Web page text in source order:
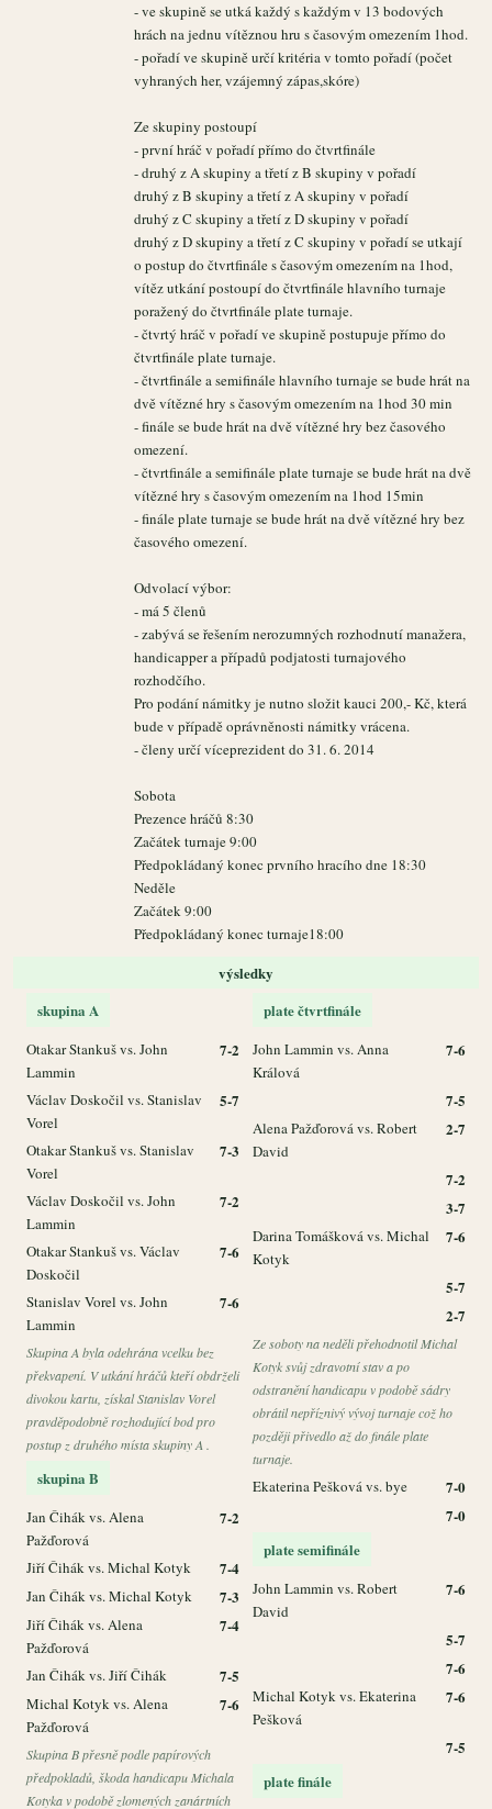
- ve skupině se utká každý s každým v 13 bodových
hrách na jednu vítěznou hru s časovým omezením 1hod.
- pořadí ve skupině určí kritéria v tomto pořadí (počet
vyhraných her, vzájemný zápas,skóre)
Ze skupiny postoupí
- první hráč v pořadí přímo do čtvrtfinále
- druhý z A skupiny a třetí z B skupiny v pořadí
druhý z B skupiny a třetí z A skupiny v pořadí
druhý z C skupiny a třetí z D skupiny v pořadí
druhý z D skupiny a třetí z C skupiny v pořadí se utkají
o postup do čtvrtfinále s časovým omezením na 1hod,
vítěz utkání postoupí do čtvrtfinále hlavního turnaje
poražený do čtvrtfinále plate turnaje.
- čtvrtý hráč v pořadí ve skupině postupuje přímo do
čtvrtfinále plate turnaje.
- čtvrtfinále a semifinále hlavního turnaje se bude hrát na
dvě vítězné hry s časovým omezením na 1hod 30 min
- finále se bude hrát na dvě vítězné hry bez časového
omezení.
- čtvrtfinále a semifinále plate turnaje se bude hrát na dvě
vítězné hry s časovým omezením na 1hod 15min
- finále plate turnaje se bude hrát na dvě vítězné hry bez
časového omezení.
Odvolací výbor:
- má 5 členů
- zabývá se řešením nerozumných rozhodnutí manažera,
handicapper a případů podjatosti turnajového
rozhodčího.
Pro podání námitky je nutno složit kauci 200,- Kč, která
bude v případě oprávněnosti námitky vrácena.
- členy určí víceprezident do 31. 6. 2014
Sobota
Prezence hráčů 8:30
Začátek turnaje 9:00
Předpokládaný konec prvního hracího dne 18:30
Neděle
Začátek 9:00
Předpokládaný konec turnaje18:00
výsledky
skupina A
Otakar Stankuš vs. John
Lammin
7-2
Václav Doskočil vs. Stanislav
Vorel
5-7
Otakar Stankuš vs. Stanislav
Vorel
7-3
Václav Doskočil vs. John
Lammin
7-2
Otakar Stankuš vs. Václav
Doskočil
7-6
Stanislav Vorel vs. John
Lammin
7-6
Skupina A byla odehrána vcelku bez
překvapení. V utkání hráčů kteří obdrželi
divokou kartu, získal Stanislav Vorel
pravděpodobně rozhodující bod pro
postup z druhého místa skupiny A .
skupina B
Jan Čihák vs. Alena
Pažďorová
7-2
Jiří Čihák vs. Michal Kotyk 7-4
Jan Čihák vs. Michal Kotyk 7-3
Jiří Čihák vs. Alena
Pažďorová
7-4
Jan Čihák vs. Jiří Čihák 7-5
Michal Kotyk vs. Alena
Pažďorová
7-6
Skupina B přesně podle papírových
předpokladů, škoda handicapu Michala
Kotyka v podobě zlomených zanártních
plate čtvrtfinále
John Lammin vs. Anna
Králová
7-6
7-5
Alena Pažďorová vs. Robert
David
2-7
7-2
3-7
Darina Tomášková vs. Michal
Kotyk
7-6
5-7
2-7
Ze soboty na neděli přehodnotil Michal
Kotyk svůj zdravotní stav a po
odstranění handicapu v podobě sádry
obrátil nepříznivý vývoj turnaje což ho
později přivedlo až do finále plate
turnaje.
Ekaterina Pešková vs. bye
7-0
7-0
plate semifinále
John Lammin vs. Robert
David
7-6
5-7
7-6
Michal Kotyk vs. Ekaterina
Pešková
7-6
7-5
plate finále